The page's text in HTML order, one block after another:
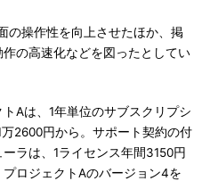
操作性を向上させたほか、掲
の高速化などを図ったとしてい
Aは、1年単位のサブスクリプシ
2600円から。サポート契約の付
ラは、1ライセンス年間3150円
ロジェクトAのバージョン4を